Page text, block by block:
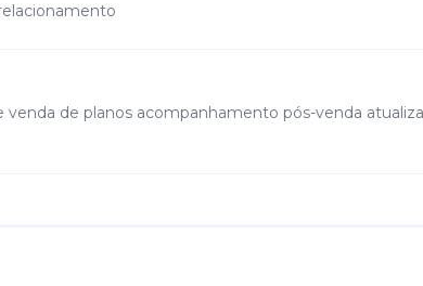
de planos acompanhamento pós-venda